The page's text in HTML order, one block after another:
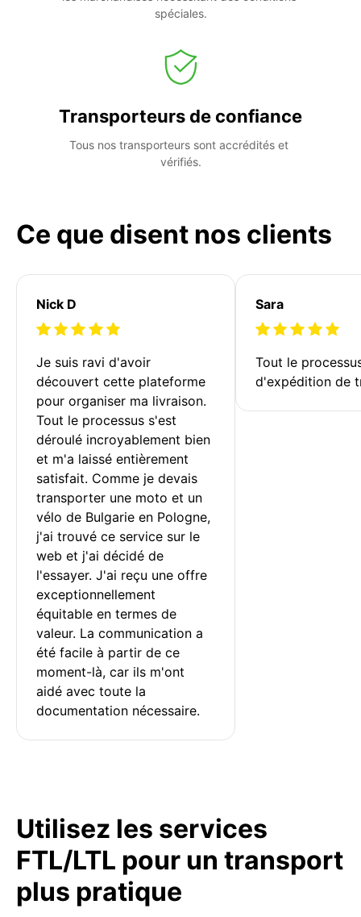
spéciales.
Transporteurs de confiance
Tous nos transporteurs sont accrédités et
vérifiés.
Ce que disent nos clients
Nick D
Je suis ravi d'avoir
découvert cette plateforme
pour organiser ma livraison.
Tout le processus s'est
déroulé incroyablement bien
et m'a laissé entièrement
satisfait. Comme je devais
transporter une moto et un
vélo de Bulgarie en Pologne,
j'ai trouvé ce service sur le
web et j'ai décidé de
l'essayer. J'ai reçu une offre
exceptionnellement
équitable en termes de
valeur. La communication a
été facile à partir de ce
moment-là, car ils m'ont
aidé avec toute la
documentation nécessaire.
Sara
Tout le
d'expédition de
Utilisez les services
FTL/LTL pour un transport
plus pratique